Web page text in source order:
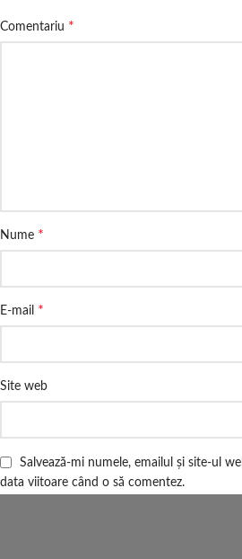
Comentariu *
Nume *
E-mail *
Site web
Salvează-mi numele, emailul și site-ul
data viitoare când o să comentez.